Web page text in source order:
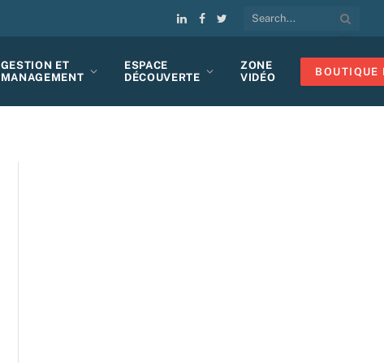
LinkedIn
Facebook
Twitter
GESTION ET
MANAGEMENT
ESPACE
DÉCOUVERTE
ZONE
VIDÉO
BOUTIQUE